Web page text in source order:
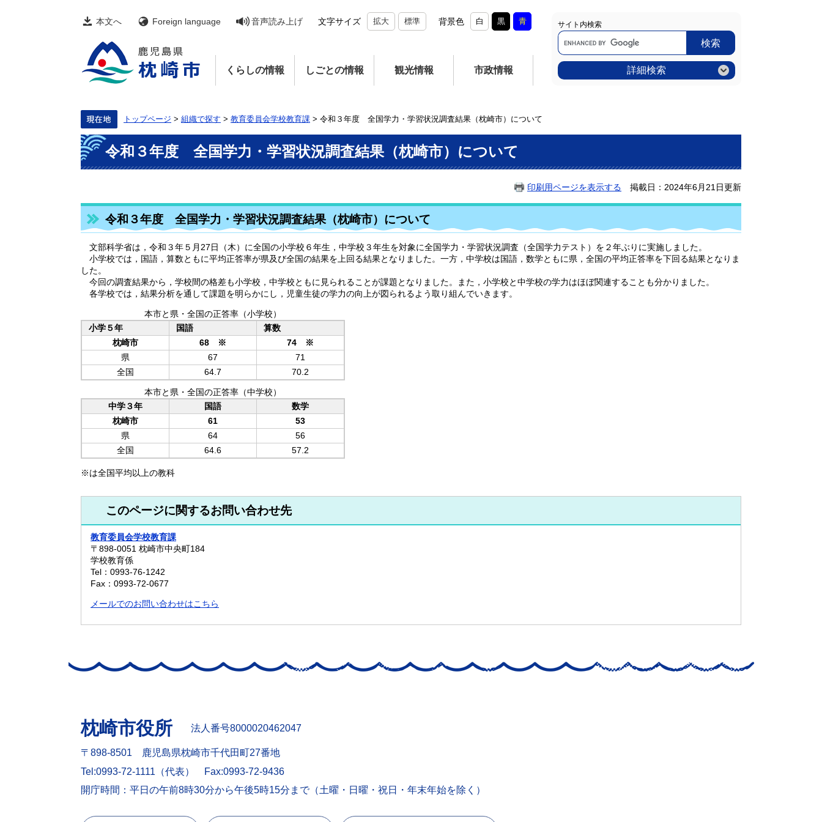
本文へ Foreign language 音声読み上げ 文字サイズ 拡大 標準 背景色 白 黒 青
くらしの情報 しごとの情報 観光情報 市政情報
サイト内検索
Google
カ
ス
タ
ム
検
詳細検索
トップページ > 組織で探す > 教育委員会学校教育課 > 令和３年度 全国学力・学習状況調査結果（枕崎市）について
本
文
令和３年度 全国学力・学習状況調査結果（枕崎市）について
印刷用ページを表示する 掲載日：2024年6月21日更新
令和３年度 全国学力・学習状況調査結果（枕崎市）について
文部科学省は，令和３年５月27日（木）に全国の小学校６年生，中学校３年生を対象に全国学力・学習状況調査（全国学力テスト）を２年ぶりに実施しました。
小学校では，国語，算数ともに平均正答率が県及び全国の結果を上回る結果となりました。一方，中学校は国語，数学ともに県，全国の平均正答率を下回る結果となりま
した。
今回の調査結果から，学校間の格差も小学校，中学校ともに見られることが課題となりました。また，小学校と中学校の学力はほぼ関連することも分かりました。
各学校では，結果分析を通して課題を明らかにし，児童生徒の学力の向上が図られるよう取り組んでいきます。
小学５年 国語 算数
本市と県・全国の正答率（小学校）
枕崎市 68 ※
74 ※
県
67
71
全国
64.7 70.2
中学３年 国語 数学
本市と県・全国の正答率（中学校）
枕崎市 61
53
県
64
56
全国
64.6 57.2
※は全国平均以上の教科
このページに関するお問い合わせ先
教育委員会学校教育課
〒898-0051 枕崎市中央町184
学校教育係
Tel：0993-76-1242
Fax：0993-72-0677
メールでのお問い合わせはこちら
枕崎市役所 法人番号8000020462047
〒898-8501 鹿児島県枕崎市千代田町27番地
Tel:0993-72-1111（代表）
Fax:0993-72-9436
開庁時間：平日の午前8時30分から午後5時15分まで（土曜・日曜・祝日・年末年始を除く）